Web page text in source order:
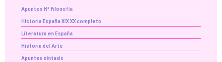
Apuntes Hª Filosofía
Historia España XIX XX completo
Literatura en España
Historia del Arte
Apuntes sintaxis